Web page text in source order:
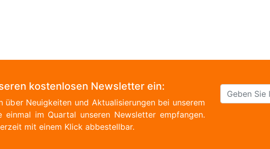
kostenlosen Newsletter ein:
über Neuigkeiten und Aktualisierungen bei unserem
einmal im Quartal unseren Newsletter empfangen.
mit einem Klick abbestellbar.